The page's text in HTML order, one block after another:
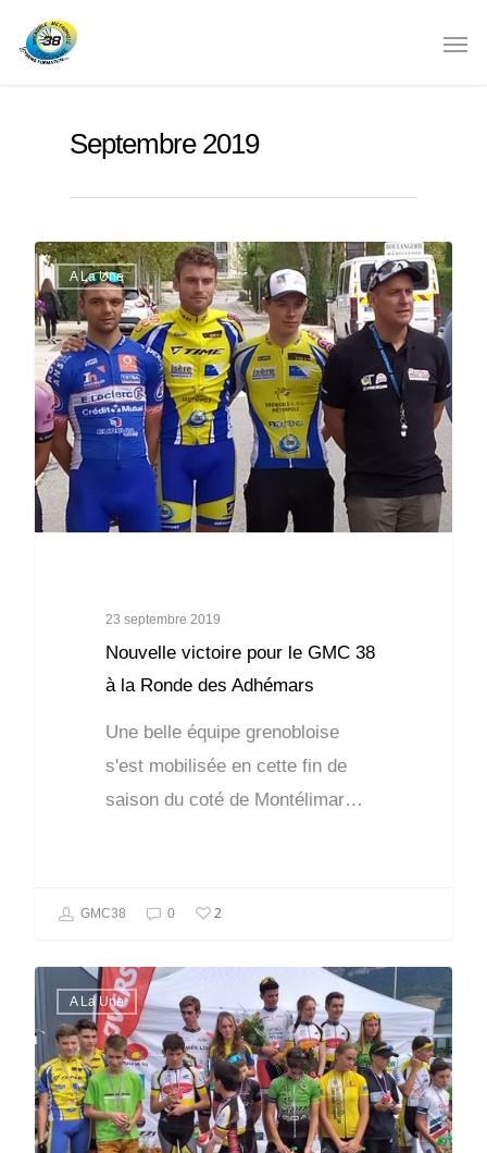
Septembre 2019
A La Une
23 septembre 2019
Nouvelle victoire pour le GMC 38
à la Ronde des Adhémars
Une belle équipe grenobloise
s'est mobilisée en cette fin de
saison du coté de Montélimar…
GMC38 0 2
A La Une